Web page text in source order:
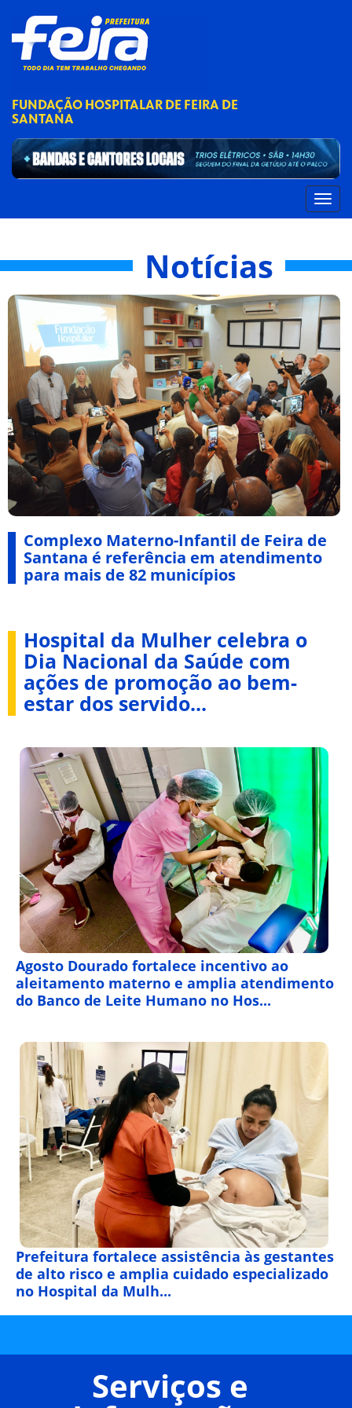
FUNDAÇÃO HOSPITALAR DE FEIRA DE
SANTANA
Notícias
Complexo Materno-Infantil de Feira de
Santana é referência em atendimento
para mais de 82 municípios
Hospital da Mulher celebra o
Dia Nacional da Saúde com
ações de promoção ao bem-
estar dos servido...
Agosto Dourado fortalece incentivo ao
aleitamento materno e amplia atendimento
do Banco de Leite Humano no Hos...
Prefeitura fortalece assistência às gestantes
de alto risco e amplia cuidado especializado
no Hospital da Mulh...
Serviços e